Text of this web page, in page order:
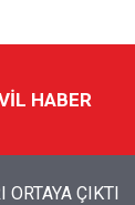
HABER
ORTAYA ÇIKTI